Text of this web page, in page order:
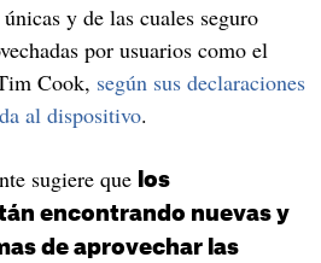
y de las cuales seguro
por usuarios como el
Cook, según sus declaraciones
al dispositivo.
sugiere que los
encontrando nuevas y
de aprovechar las